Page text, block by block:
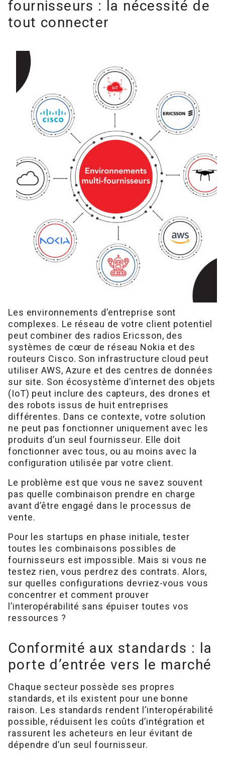
fournisseurs : la nécessité de
tout connecter
Les environnements d’entreprise sont
complexes. Le réseau de votre client potentiel
peut combiner des radios Ericsson, des
systèmes de cœur de réseau Nokia et des
routeurs Cisco. Son infrastructure cloud peut
utiliser AWS, Azure et des centres de données
sur site. Son écosystème d’internet des objets
(IoT) peut inclure des capteurs, des drones et
des robots issus de huit entreprises
différentes. Dans ce contexte, votre solution
ne peut pas fonctionner uniquement avec les
produits d’un seul fournisseur. Elle doit
fonctionner avec tous, ou au moins avec la
configuration utilisée par votre client.
Le problème est que vous ne savez souvent
pas quelle combinaison prendre en charge
avant d’être engagé dans le processus de
vente.
Pour les startups en phase initiale, tester
toutes les combinaisons possibles de
fournisseurs est impossible. Mais si vous ne
testez rien, vous perdrez des contrats. Alors,
sur quelles configurations devriez-vous vous
concentrer et comment prouver
l’interopérabilité sans épuiser toutes vos
ressources ?
Conformité aux standards : la
porte d’entrée vers le marché
Chaque secteur possède ses propres
standards, et ils existent pour une bonne
raison. Les standards rendent l’interopérabilité
possible, réduisent les coûts d’intégration et
rassurent les acheteurs en leur évitant de
dépendre d’un seul fournisseur.